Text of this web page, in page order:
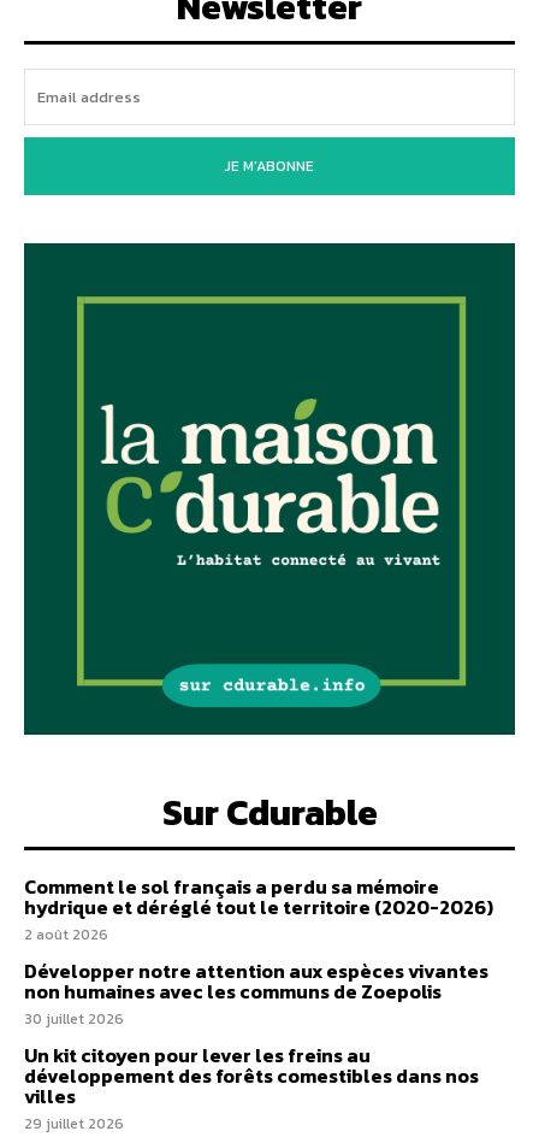
JE M'ABONNE
Sur Cdurable
Comment le sol français a perdu sa mémoire
hydrique et déréglé tout le territoire (2020-2026)
2 août 2026
Développer notre attention aux espèces vivantes
non humaines avec les communs de Zoepolis
30 juillet 2026
Un kit citoyen pour lever les freins au
développement des forêts comestibles dans nos
villes
29 juillet 2026